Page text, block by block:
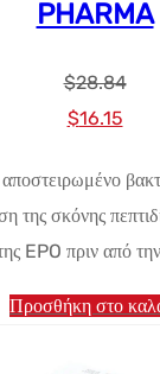
PHARMA
$28.84
Αρχική
$28.84.
$16.15Η
τιμή
της σκόνης
EPO πριν από
Προσθήκη στο